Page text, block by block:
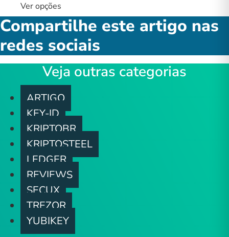
Ver opções
produto
tem
várias
variantes.
As
opções
podem
escolhidas
na
página
do
Compartilhe este artigo nas
redes sociais
Veja outras categorias
ARTIGO
KEY-ID
KRIPTOBR
KRIPTOSTEEL
LEDGER
REVIEWS
SECUX
TREZOR
YUBIKEY